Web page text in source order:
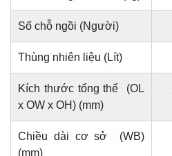
Số chỗ ngồi (Người)
Thùng nhiên liệu (Lít)
Kích thước tổng thể (OL
x OW x OH) (mm)
Chiều dài cơ sở (WB)
(mm)